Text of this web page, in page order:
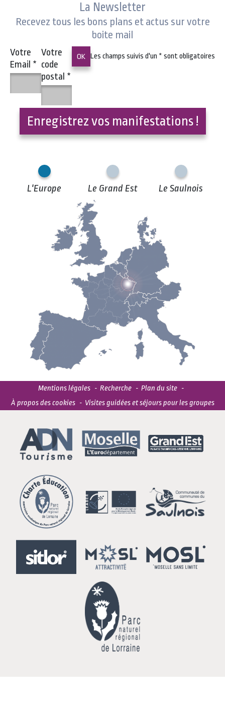
La Newsletter
Recevez tous les bons plans et actus sur votre
boite mail
Votre
Email *
Votre
code
postal *
Les champs suivis d'un * sont obligatoires
Enregistrez vos manifestations !
L'Europe Le Grand Est Le Saulnois
Mentions légales Recherche
Plan du site
À propos des cookies
Visites guidées et séjours pour les groupes